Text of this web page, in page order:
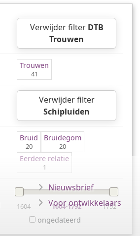
Verwijder filter DTB
Trouwen
Trouwen
41
Verwijder filter
Schipluiden
Bruid
20
Bruidegom
20
Eerdere relatie
1
1604 1792
1604-1792
ongedateerd
Nieuwsbrief
Voor ontwikkelaars